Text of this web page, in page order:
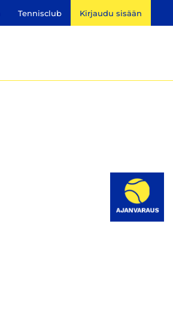
Tennisclub Kirjaudu sisään